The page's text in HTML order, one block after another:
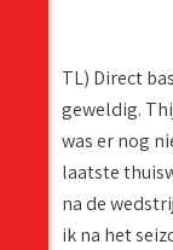
TL) Direct
geweldig.
was er nog
laatste
na de
ik na het